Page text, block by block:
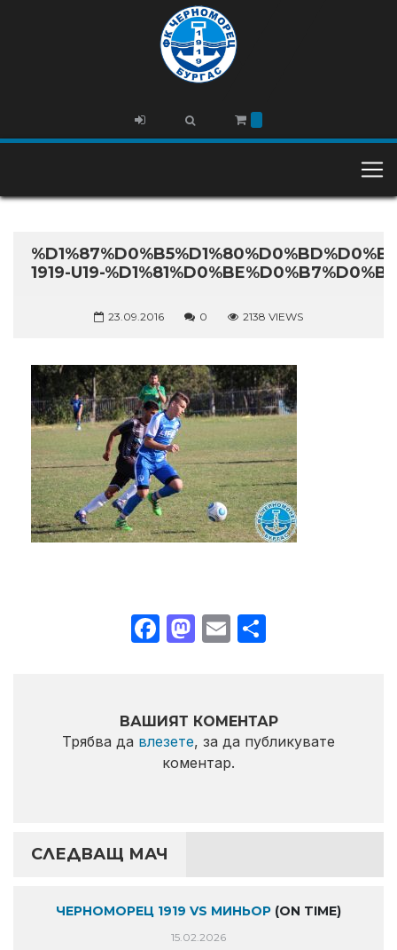
1919-U19-
23.09.2016 0 2138 VIEWS
Facebook
Mastodon
Email
ВАШИЯТ КОМЕНТАР
Трябва да влезете, за да публикувате
коментар.
СЛЕДВАЩ МАЧ
ЧЕРНОМОРЕЦ 1919 VS МИНЬОР (ON TIME)
15.02.2026